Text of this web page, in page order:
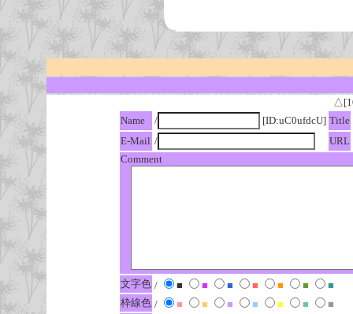
Name
/ [ID:uC0ufdcU] Title
E-Mail /
URL
Comment
文字色 / ■ ■ ■ ■ ■ ■
■
枠線色 / ■ ■ ■ ■ ■ ■
■